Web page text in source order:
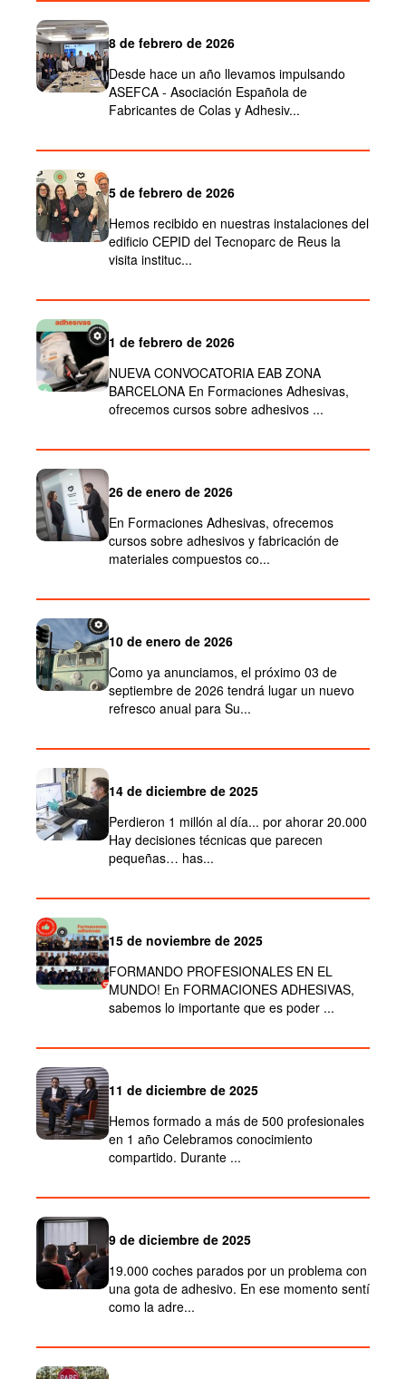
8 de febrero de 2026
Desde hace un año llevamos impulsando
ASEFCA - Asociación Española de
Fabricantes de Colas y Adhesiv...
5 de febrero de 2026
Hemos recibido en nuestras instalaciones del
edificio CEPID del Tecnoparc de Reus la
visita instituc...
1 de febrero de 2026
NUEVA CONVOCATORIA EAB ZONA
BARCELONA En Formaciones Adhesivas,
ofrecemos cursos sobre adhesivos ...
26 de enero de 2026
En Formaciones Adhesivas, ofrecemos
cursos sobre adhesivos y fabricación de
materiales compuestos co...
10 de enero de 2026
Como ya anunciamos, el próximo 03 de
septiembre de 2026 tendrá lugar un nuevo
refresco anual para Su...
14 de diciembre de 2025
Perdieron 1 millón al día... por ahorar 20.000
Hay decisiones técnicas que parecen
pequeñas… has...
15 de noviembre de 2025
FORMANDO PROFESIONALES EN EL
MUNDO! En FORMACIONES ADHESIVAS,
sabemos lo importante que es poder ...
11 de diciembre de 2025
Hemos formado a más de 500 profesionales
en 1 año Celebramos conocimiento
compartido. Durante ...
9 de diciembre de 2025
19.000 coches parados por un problema con
una gota de adhesivo. En ese momento sentí
como la adre...